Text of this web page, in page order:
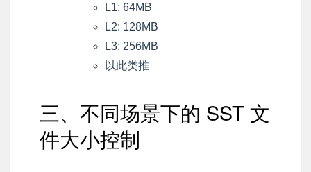
L1: 64MB
L2: 128MB
L3: 256MB
以此类推
三、不同场景下的 SST 文
件大小控制